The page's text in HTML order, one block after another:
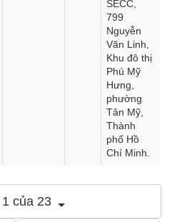
SECC,
799
Nguyễn
Văn Linh,
Khu đô thị
Phú Mỹ
Hưng,
phường
Tân Mỹ,
Thành
phố Hồ
Chí Minh.
của 23